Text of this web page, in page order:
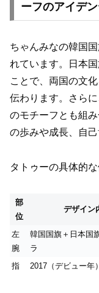
ーフのアイデ
ちゃんみなの韓国
れています。日本
ことで、両国の文
伝わります。さら
のモチーフとも組
の歩みや成長、自
タトゥーの具体的
部
位
デザイン
左
腕
韓国国旗＋日本国
ラ
指
2017（デビュー年）